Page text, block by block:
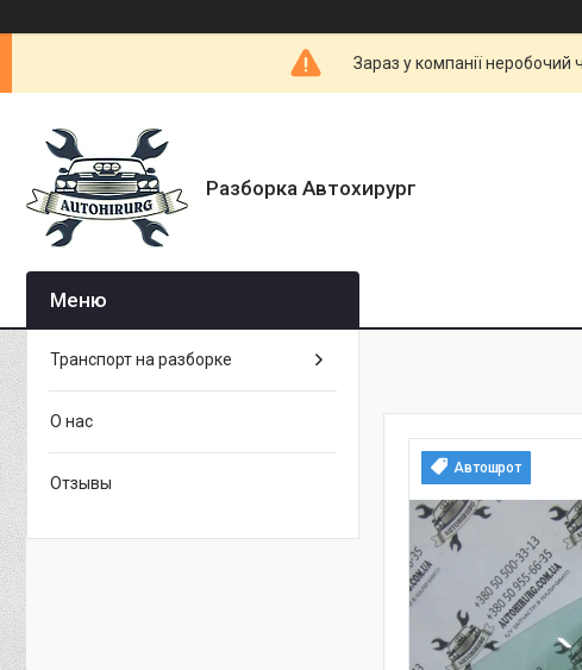
Зараз у компанії
Разборка Автохирург
Автошрот
Транспорт на разборке
О нас
Отзывы